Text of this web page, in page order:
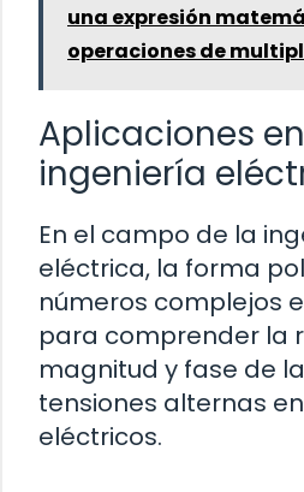
una expresión
operaciones de
Aplicaciones
ingeniería
En el campo de la
eléctrica, la forma
números complejos
para comprender la
magnitud y fase de
tensiones alternas
eléctricos.